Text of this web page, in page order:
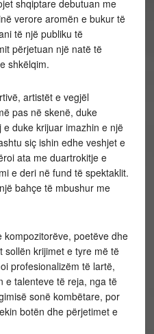
shqiptare debutuan me
verore aromën e bukur të
të një publiku të
përjetuan një natë të
shkëlqim.
artistët e vegjël
pas në skenë, duke
duke krijuar imazhin e një
siç ishin edhe veshjet e
ata me duartrokitje e
e deri në fund të spektaklit.
bahçe të mbushur me
kompozitorëve, poetëve dhe
sollën krijimet e tyre më të
profesionalizëm të lartë,
e talenteve të reja, nga të
sonë kombëtare, por
botën dhe përjetimet e